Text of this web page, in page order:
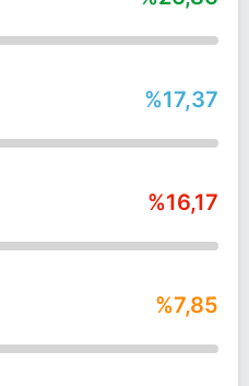
%17,37
%16,17
%7,85